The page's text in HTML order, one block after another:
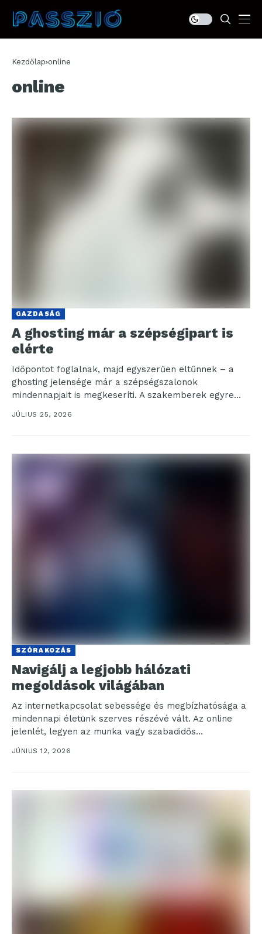
Kezdőlap online
online
GAZDASÁG
A ghosting már a szépségipart is
elérte
Időpontot foglalnak, majd egyszerűen eltűnnek – a
ghosting jelensége már a szépségszalonok
mindennapjait is megkeseríti. A szakemberek egyre
tehetetlenebbül nézik, ahogy a vendégek...
JÚLIUS 25, 2026
SZÓRAKOZÁS
Navigálj a legjobb hálózati
megoldások világában
Az internetkapcsolat sebessége és megbízhatósága a
mindennapi életünk szerves részévé vált. Az online
jelenlét, legyen az munka vagy szabadidős
tevékenység, rengeteg lehetőséggel és...
JÚNIUS 12, 2026